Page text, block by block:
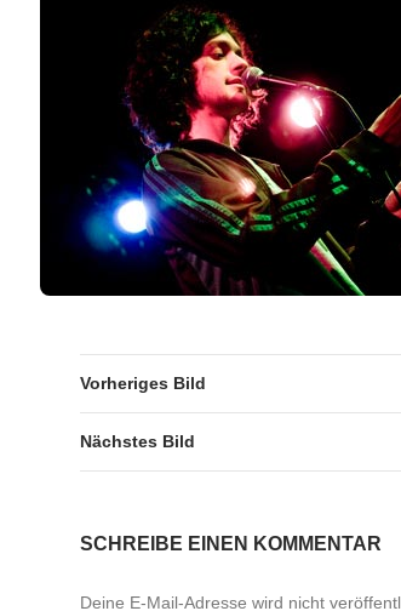
Vorheriges Bild
Nächstes Bild
SCHREIBE EINEN KOMMENTAR
Deine E-Mail-Adresse wird nicht